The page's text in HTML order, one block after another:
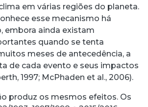
em várias regiões do planeta.
esse mecanismo há
embora ainda existam
quando se tenta
meses de antecedência, a
de cada evento e seus impactos
1997; McPhaden et al., 2006).
produz os mesmos efeitos. Os